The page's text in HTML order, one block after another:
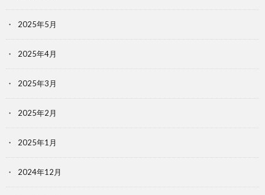
2025年5月
2025年4月
2025年3月
2025年2月
2025年1月
2024年12月